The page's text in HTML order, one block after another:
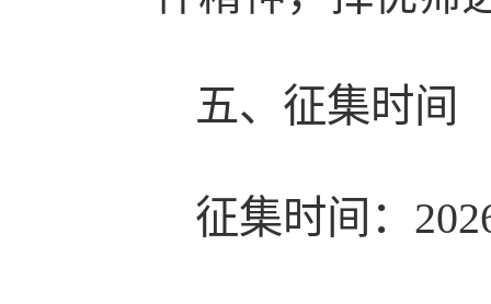
五、征集时间
征集时间：